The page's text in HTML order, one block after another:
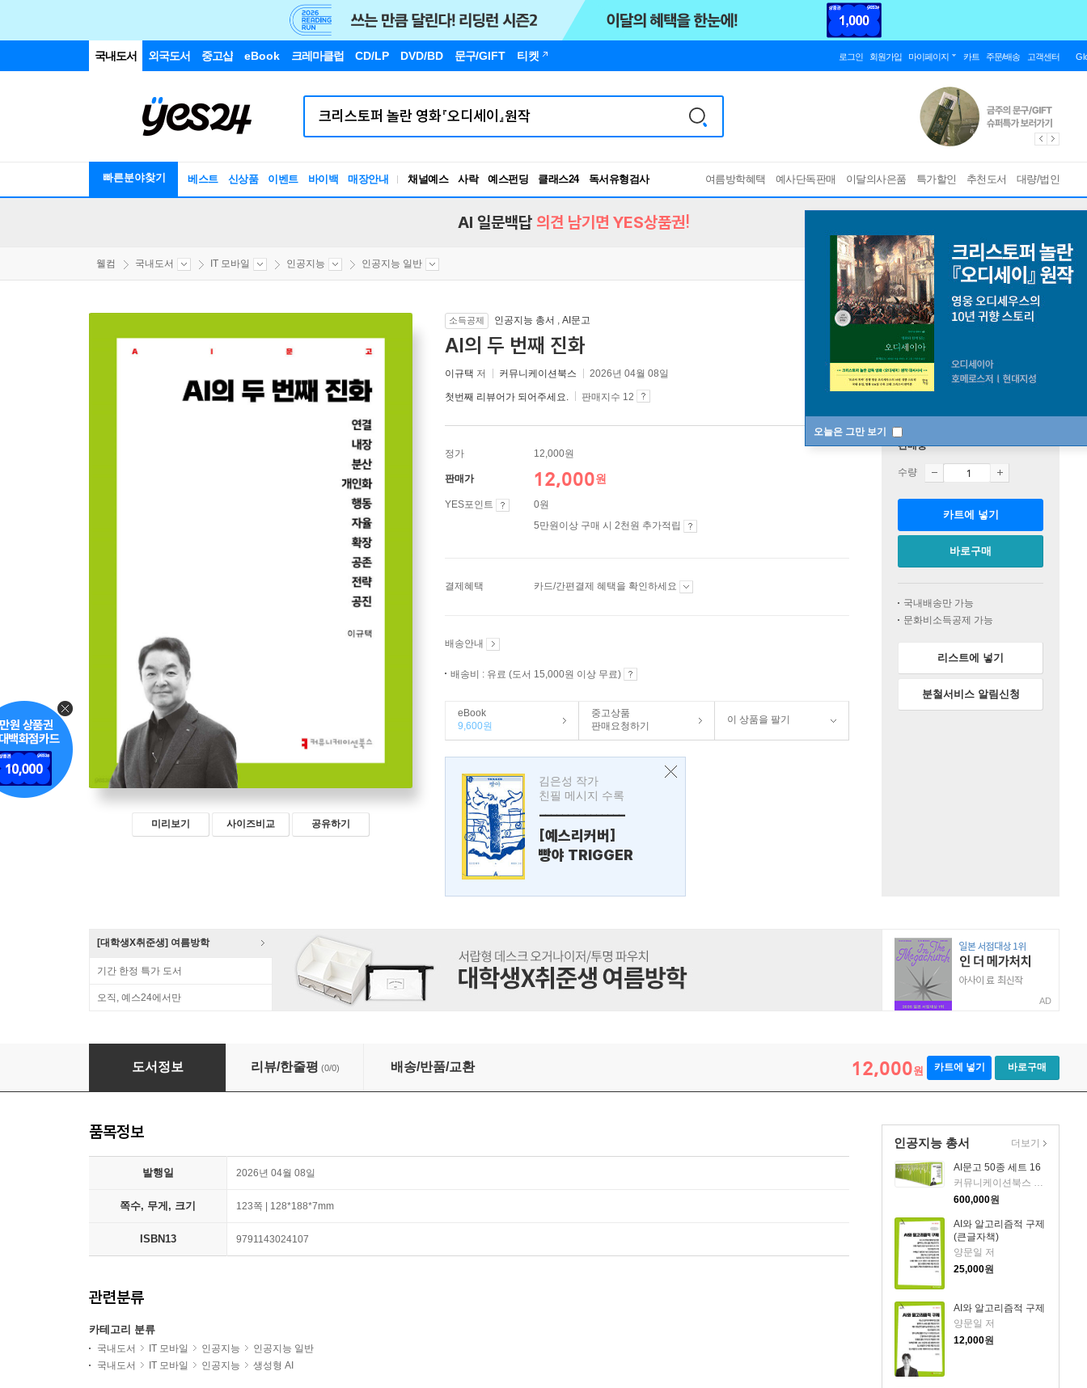
국내도서 외국도서 중고샵 eBook 크레마클럽 CD/LP DVD/BD 문구/GIFT 티켓 로그인 회원가입 마이페이지 카트 주문/배송 고객센터
빠른분야찾기 베스트 신상품 이벤트 바이백 매장안내 채널예스 사락 예스펀딩 클래스24
독서유형검사
RBTI Lab
여름방학혜택 예사단독판매 이달의사은품 특가할인 추천도서 대량/법인
오늘은 그만 보기
AI 일문백답 의견 남기면 YES상품권!
웰컴 국내도서 IT 모바일 인공지능 인공지능 일반
미리보기 사이즈비교 공유하기
소득공제 인공지능 총서 , AI문고
AI의 두 번째 진화
이규택 저 커뮤니케이션북스 2026년 04월 08일
첫번째 리뷰어가 되어주세요. 판매지수 12
정가 12,000원
판매가 12,000원
YES포인트
0원
5만원이상 구매 시 2천원 추가적립
결제혜택 카드/간편결제 혜택을 확인하세요
배송안내
배송비 : 유료 (도서 15,000원 이상 무료)
eBook
9,600원
중고상품
판매요청하기
이 상품을 팔기
김은성 작가
친필 메시지 수록
---------------
[예스리커버]
빵야 TRIGGER
판매중
수량
카트에 넣기
바로구매
국내배송만 가능
문화비소득공제 가능
리스트에 넣기
분철서비스 알림신청
[대학생X취준생] 여름방학
기간 한정 특가 도서
오직, 예스24에서만 AD
AI의 두 번째 진화
도서정보 리뷰/한줄평 (0/0) 배송/반품/교환 12,000원 카트에 넣기 바로구매
인공지능 총서
AI문고 50종 세트 16
커뮤니케이션북스 AI문고 기획팀 저
600,000원
AI와 알고리즘적 구제
(큰글자책)
양문일 저
25,000원
AI와 알고리즘적 구제
양문일 저
12,000원
더보기
품목정보
발행일 2026년 04월 08일
쪽수, 무게, 크기 123쪽 | 128*188*7mm
ISBN13 9791143024107
관련분류
카테고리 분류
국내도서 IT 모바일 인공지능
인공지능 일반
국내도서
IT 모바일 인공지능 생성형 AI